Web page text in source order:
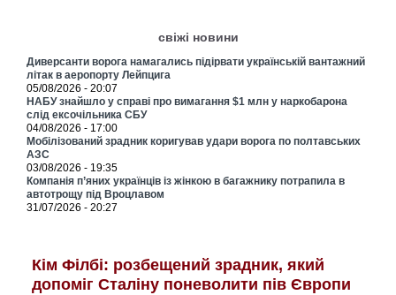
свіжі новини
Диверсанти ворога намагались підірвати українській вантажний
літак в аеропорту Лейпцига
05/08/2026 - 20:07
НАБУ знайшло у справі про вимагання $1 млн у наркобарона
слід ексочільника СБУ
04/08/2026 - 17:00
Мобілізований зрадник коригував удари ворога по полтавських
АЗС
03/08/2026 - 19:35
Компанія п’яних українців із жінкою в багажнику потрапила в
автотрощу під Вроцлавом
31/07/2026 - 20:27
Кім Філбі: розбещений зрадник, який
допоміг Сталіну поневолити пів Європи